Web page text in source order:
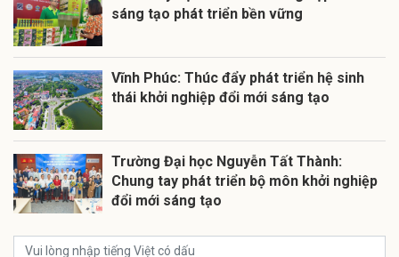
sáng tạo phát triển bền vững
Vĩnh Phúc: Thúc đẩy phát triển hệ sinh
thái khởi nghiệp đổi mới sáng tạo
Trường Đại học Nguyễn Tất Thành:
Chung tay phát triển bộ môn khởi nghiệp
đổi mới sáng tạo